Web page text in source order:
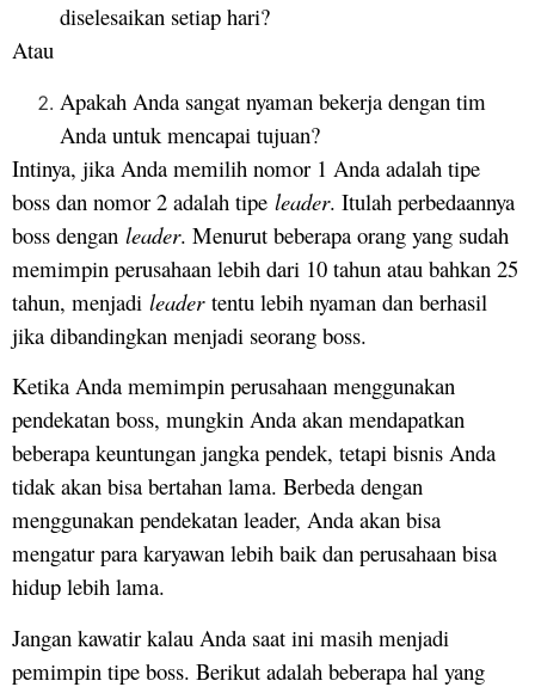
diselesaikan setiap hari?
Atau
Apakah Anda sangat nyaman bekerja dengan tim
Anda untuk mencapai tujuan?
Intinya, jika Anda memilih nomor 1 Anda adalah tipe
boss dan nomor 2 adalah tipe leader. Itulah perbedaannya
boss dengan leader. Menurut beberapa orang yang sudah
memimpin perusahaan lebih dari 10 tahun atau bahkan 25
tahun, menjadi leadertentu lebih nyaman dan berhasil
jika dibandingkan menjadi seorang boss.
Ketika Anda memimpin perusahaan menggunakan
pendekatan boss, mungkin Anda akan mendapatkan
beberapa keuntungan jangka pendek, tetapi bisnis Anda
tidak akan bisa bertahan lama. Berbeda dengan
menggunakan pendekatan leader, Anda akan bisa
mengatur para karyawan lebih baik dan perusahaan bisa
hidup lebih lama.
Jangan kawatir kalau Anda saat ini masih menjadi
pemimpin tipe boss. Berikut adalah beberapa hal yang